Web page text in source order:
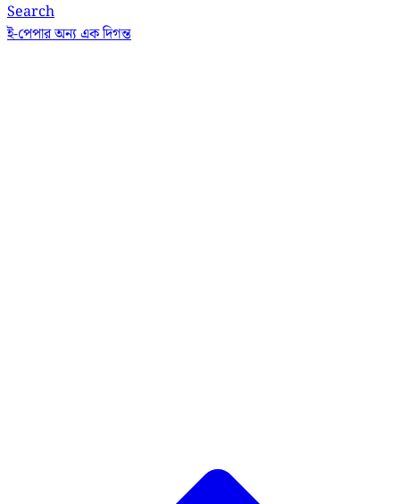
Search
ই-পেপারঅন্য এক দিগন্ত